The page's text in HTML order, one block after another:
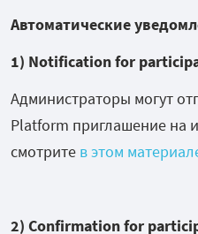
Автоматические
1) Notification for
Администраторы могут
Platform приглашение на
смотрите в этом
2) Confirmation for